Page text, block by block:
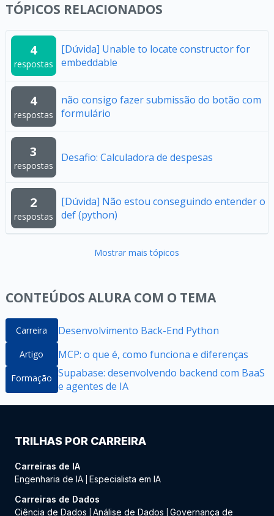
TÓPICOS RELACIONADOS
4
respostas
[Dúvida] Unable to locate constructor for
embeddable
4
respostas
não consigo fazer submissão do botão com
formulário
3
respostas
Desafio: Calculadora de despesas
2
respostas
[Dúvida] Não estou conseguindo entender o
def (python)
Mostrar mais tópicos
CONTEÚDOS ALURA COM O TEMA
Carreira Desenvolvimento Back-End Python
Artigo MCP: o que é, como funciona e diferenças
Formação Supabase: desenvolvendo backend com BaaS
e agentes de IA
TRILHAS POR CARREIRA
Carreiras de IA
Engenharia de IA Especialista em IA
Carreiras de Dados
Ciência de Dados
Análise de Dados
Governança de